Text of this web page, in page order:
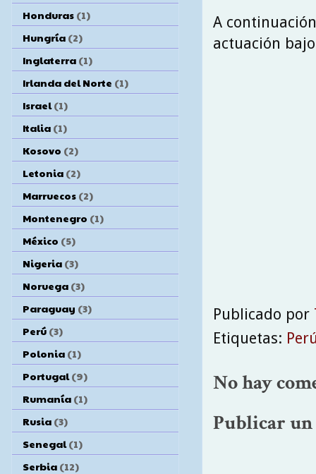
A
actuación
Publicado por
Etiquetas:
No hay
Publicar
Honduras (1)
Hungría (2)
Inglaterra (1)
Irlanda del Norte (1)
Israel (1)
Italia (1)
Kosovo (2)
Letonia (2)
Marruecos (2)
Montenegro (1)
México (5)
Nigeria (3)
Noruega (3)
Paraguay (3)
Perú (3)
Polonia (1)
Portugal (9)
Rumanía (1)
Rusia (3)
Senegal (1)
Serbia (12)